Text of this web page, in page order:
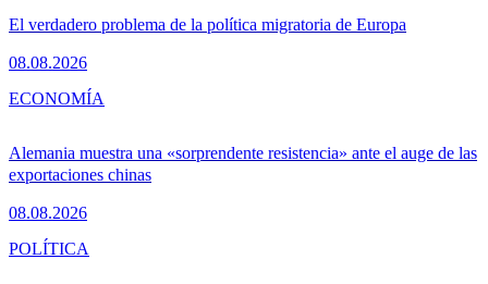
El verdadero problema de la política migratoria de Europa
08.08.2026
Alemania muestra una «sorprendente resistencia» ante el auge de las
exportaciones chinas
08.08.2026
ECONOMÍA
POLÍTICA